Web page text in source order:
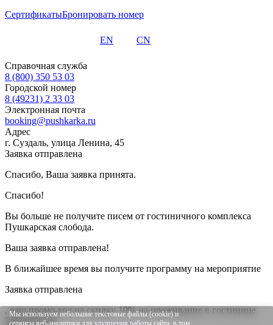
СертификатыБронировать номер
EN CN
Справочная служба
8 (800) 350 53 03
Городской номер
8 (49231) 2 33 03
Электронная почта
booking@pushkarka.ru
Адрес
г. Суздаль, улица Ленина, 45
Заявка отправлена
Спасибо, Ваша заявка принята.
Спасибо!
Вы больше не получите писем от гостиничного комплекса
Пушкарская слобода.
Ваша заявка отправлена!
В ближайшее время вы получите программу на мероприятие
Заявка отправлена
, ваш промо-код на скидку 10% на проживание в гостинице
TRAVEL10
Мы используем небольшие текстовые файлы (cookie) и
сервисы веб-аналитики для улучшения работы сайта, в том